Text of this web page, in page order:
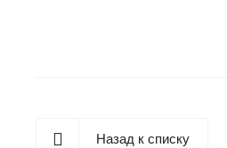
Назад к списку